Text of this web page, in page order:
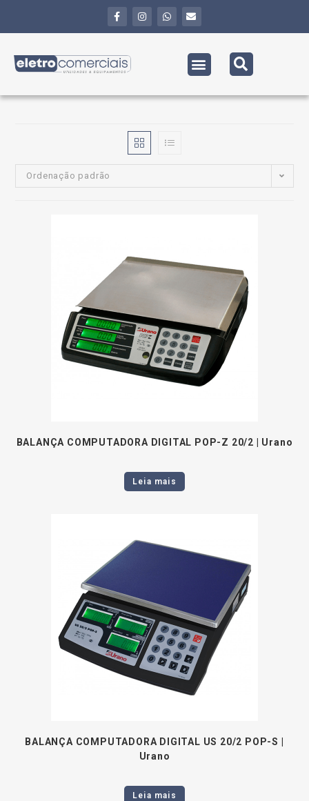
Ordenação padrão
BALANÇA COMPUTADORA DIGITAL POP-Z 20/2 | Urano
Leia mais
BALANÇA COMPUTADORA DIGITAL US 20/2 POP-S |
Urano
Leia mais